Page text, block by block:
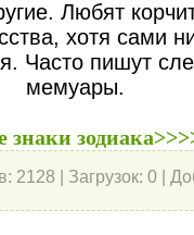
Любят
хотя сами
Часто пишут
мемуары.
знаки
2128 Загрузок: 0